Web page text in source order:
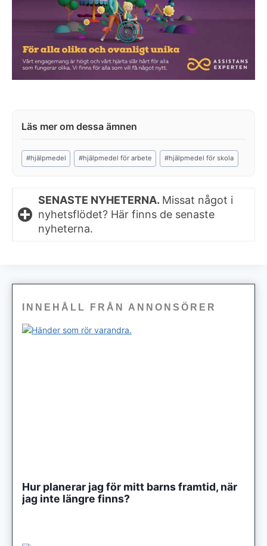
Post
Tags:
#hjälpmedel #hjälpmedel för arbete #hjälpmedel för skola
SENASTE NYHETERNA. Missat något i
nyhetsflödet? Här finns de senaste
nyheterna.
INNEHÅLL FRÅN ANNONSÖRER
Hur planerar jag för mitt barns framtid, när
jag inte längre finns?